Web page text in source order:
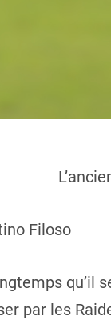
Filoso
qu’il
par les